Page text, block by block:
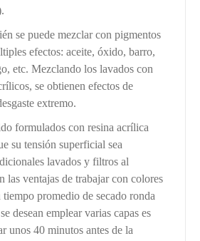
se puede mezclar con pigmentos
efectos: aceite, óxido, barro,
etc. Mezclando los lavados con
se obtienen efectos de
extremo.
formulados con resina acrílica
su tensión superficial sea
lavados y filtros al
las ventajas de trabajar con colores
tiempo promedio de secado ronda
desean emplear varias capas es
unos 40 minutos antes de la